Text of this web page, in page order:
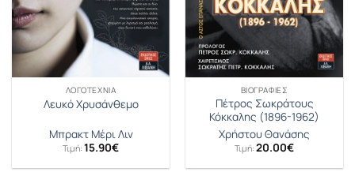
ΛΟΓΟΤΕΧΝΊΑ
Λευκό Χρυσάνθεμο
Μπρακτ Μέρι Λιν
Τιμή: 15.90€
ΒΙΟΓΡΑΦΊΕΣ
Πέτρος Σωκράτους
Κόκκαλης (1896-1962)
Χρήστου Θανάσης
Τιμή: 20.00€